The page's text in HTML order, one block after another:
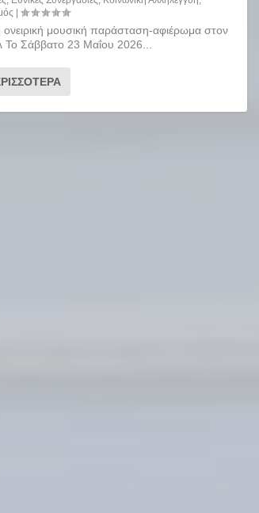
|
ονειρική μουσική παράσταση-αφιέρωμα στον
Το Σάββατο 23 Μαΐου 2026...